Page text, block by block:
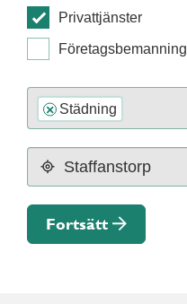
Privattjänster
Företagsbemanning
× Städning
Fortsätt